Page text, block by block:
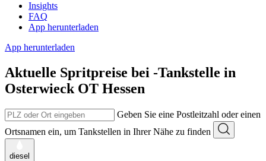
Insights
FAQ
App herunterladen
App herunterladen
Aktuelle Spritpreise bei -Tankstelle in
Osterwieck OT Hessen
Geben Sie eine Postleitzahl oder einen
Ortsnamen ein, um Tankstellen in Ihrer Nähe zu finden
diesel